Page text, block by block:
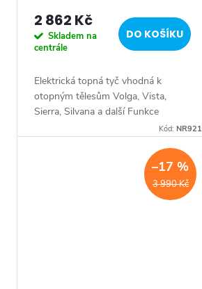
k
2 862 Kč
Skladem na
centrále
DO KOŠÍKU
Elektrická topná tyč vhodná k
otopným tělesům Volga, Vista,
Sierra, Silvana a další Funkce
ON/OFF Max. teplota: 70 °C Profil:
Kód:NR921
3 990 Kč
–17 %